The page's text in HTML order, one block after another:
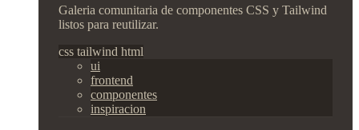
Galeria comunitaria de componentes CSS y Tailwind
listos para reutilizar.
css tailwind html
ui
frontend
componentes
inspiracion